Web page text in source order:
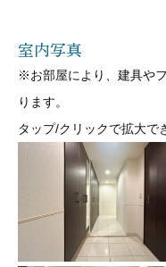
室内写真
※お部屋により、建具や
ります。
タップ/クリックで拡大で